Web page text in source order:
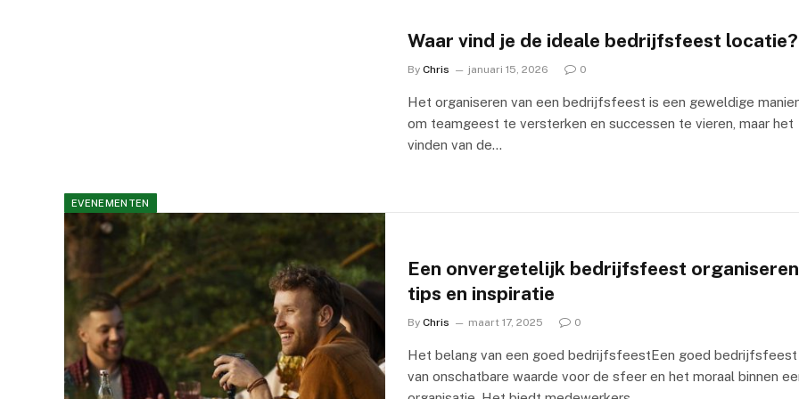
EVENEMENTEN
Waar vind je de ideale bedrijfsfeest locatie?
By Chris januari 15, 2026 0
Het organiseren van een bedrijfsfeest is een geweldige manier
om teamgeest te versterken en successen te vieren, maar het
vinden van de…
Een onvergetelijk bedrijfsfeest
tips en inspiratie
By Chris maart 17, 2025 0
Het belang van een goed bedrijfsfeestEen goed bedrijfsfeest
van onschatbare waarde voor de sfeer en het moraal binnen